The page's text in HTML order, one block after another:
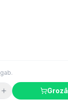
gab.
Grozā